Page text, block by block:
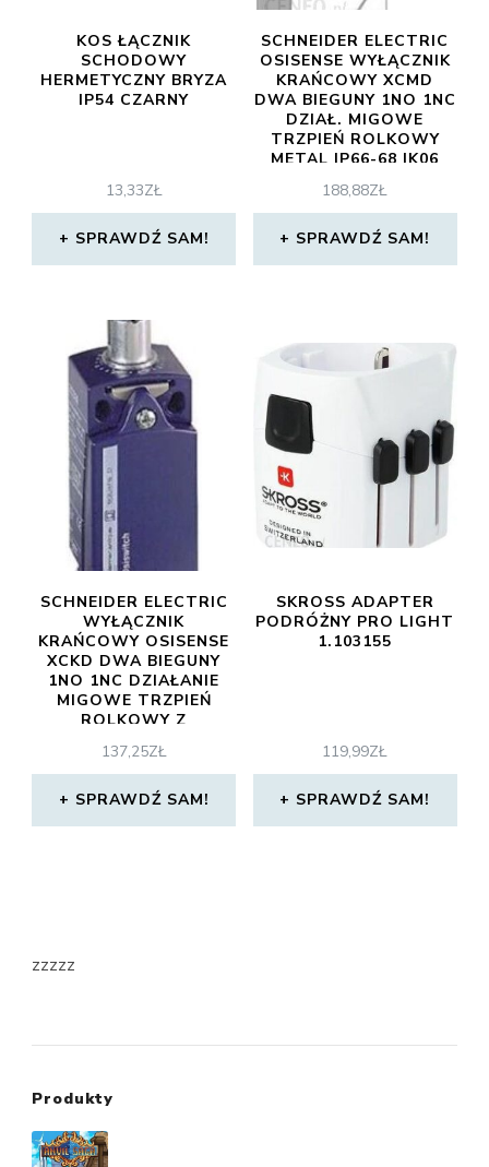
KOS ŁĄCZNIK
SCHODOWY
HERMETYCZNY BRYZA
IP54 CZARNY
13,33ZŁ
SPRAWDŹ SAM!
SCHNEIDER ELECTRIC
OSISENSE WYŁĄCZNIK
KRAŃCOWY XCMD
DWA BIEGUNY 1NO 1NC
DZIAŁ. MIGOWE
TRZPIEŃ ROLKOWY
METAL IP66-68 IK06
188,88ZŁ
SPRAWDŹ SAM!
SCHNEIDER ELECTRIC
WYŁĄCZNIK
KRAŃCOWY OSISENSE
XCKD DWA BIEGUNY
1NO 1NC DZIAŁANIE
MIGOWE TRZPIEŃ
ROLKOWY Z
METAL IK06
XCKD2102G11
137,25ZŁ
SPRAWDŹ SAM!
SKROSS ADAPTER
PODRÓŻNY PRO LIGHT
1.103155
119,99ZŁ
SPRAWDŹ SAM!
zzzzz
Produkty